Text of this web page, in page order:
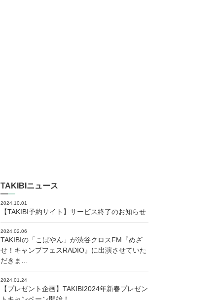
TAKIBIニュース
2024.10.01
【TAKIBI予約サイト】サービス終了のお知らせ
2024.02.06
TAKIBIの「こばやん」が渋谷クロスFM『めざ
せ！キャンプフェスRADIO』に出演させていた
だきま…
2024.01.24
【プレゼント企画】TAKIBI2024年新春プレゼン